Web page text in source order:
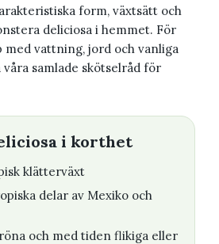
form, växtsätt och
deliciosa i hemmet. För
med vattning, jord och vanliga
samlade skötselråd för
i korthet
klätterväxt
delar av Mexiko och
och med tiden flikiga eller